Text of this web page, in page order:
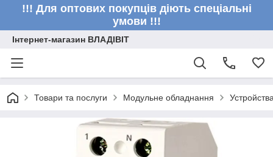
!!! Для оптових покупців діють спеціальні
умови !!!
Інтернет-магазин ВЛАДІВІТ
Товари та послуги Модульне обладнання